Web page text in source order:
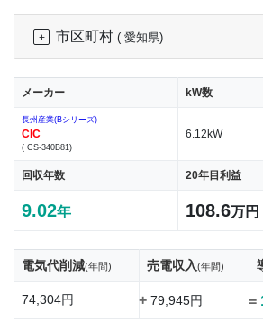
市区町村 ( 愛知県)
メーカー kW数
長州産業(Bシリーズ)
CIC
( CS-340B81)
6.12kW
回収年数 20年目利益
9.02年 108.6万円
電気代削減(年間) 売電収入(年間)
74,304円 +79,945円 =